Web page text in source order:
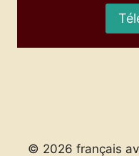
© 2026 français